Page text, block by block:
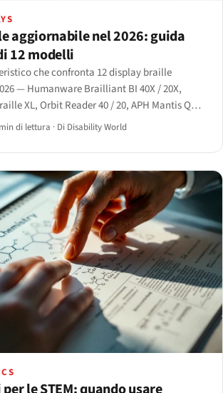
aggiornabile nel 2026: guida
12 modelli
che confronta 12 display braille
— Humanware Brailliant BI 40X / 20X,
XL, Orbit Reader 40 / 20, APH Mantis Q40
Pad — con matrice delle funzionalità e le
di lettura · Di Disability World